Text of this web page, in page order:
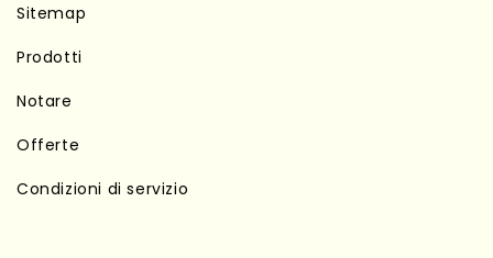
Sitemap
Prodotti
Notare
Offerte
Condizioni di servizio